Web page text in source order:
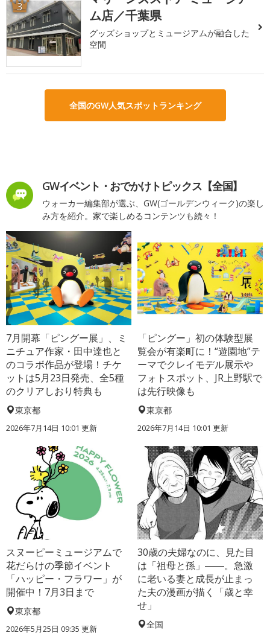
3
ム店／千葉県
グッズショップとミュージアムが融合した
空間
全国のGW人気スポットランキング
GWイベント・おでかけトピックス【全国】
ウォーカー編集部が選ぶ、GW(ゴールデンウィーク)の楽し
み方を紹介。家で楽しめるコンテンツも続々！
7月開幕「ピングー展」、ミ
ニチュア作家・田中達也と
のコラボ作品が登場！チケ
ットは5月23日発売、全5種
のクリアしおり特典も
東京都
2026年7月14日 10:01 更新
「ピングー」初の体験型展
覧会が有楽町に！“遊園地”テ
ーマでクレイモデル展示や
フォトスポット、JR上野駅で
は先行映像も
東京都
2026年7月14日 10:01 更新
スヌーピーミュージアムで
花だらけの季節イベント
「ハッピー・フラワー」が
開催中！7月3日まで
東京都
2026年5月25日 09:35 更新
30歳の夫婦なのに、見た目
は「祖母と孫」――。急激
に老いる妻と成長が止まっ
た夫の漫画が描く「歳と幸
せ」
全国